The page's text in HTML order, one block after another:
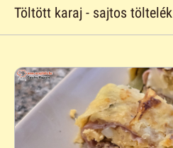
Töltött karaj - sajtos töltelék